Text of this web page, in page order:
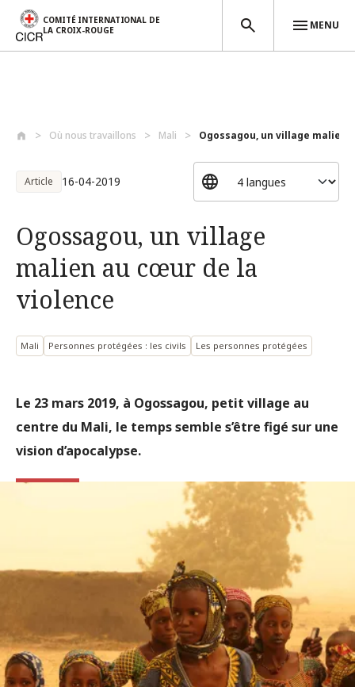
COMITÉ INTERNATIONAL DE
LA CROIX-ROUGE
MENU
Où nous travaillons Mali Ogossagou, un village malien
Article 16-04-2019
Ogossagou, un village
malien au cœur de la
violence
Mali Personnes protégées : les civils Les personnes protégées
Le 23 mars 2019, à Ogossagou, petit village au
centre du Mali, le temps semble s’être figé sur une
vision d’apocalypse.